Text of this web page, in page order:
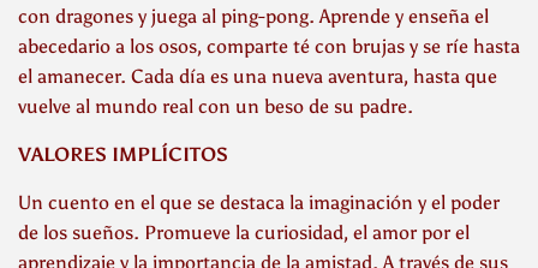
con dragones y juega al ping-pong. Aprende y enseña el
abecedario a los osos, comparte té con brujas y se ríe hasta
el amanecer. Cada día es una nueva aventura, hasta que
vuelve al mundo real con un beso de su padre.
VALORES IMPLÍCITOS
Un cuento en el que se destaca la imaginación y el poder
de los sueños. Promueve la curiosidad, el amor por el
aprendizaje y la importancia de la amistad. A través de sus